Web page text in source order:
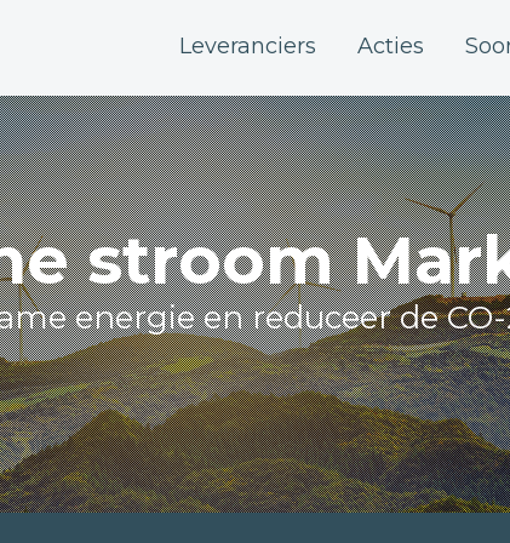
Leveranciers Acties
stroom
energie en reduceer de